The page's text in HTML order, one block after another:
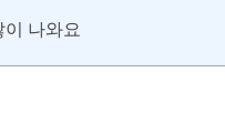
이 나와요